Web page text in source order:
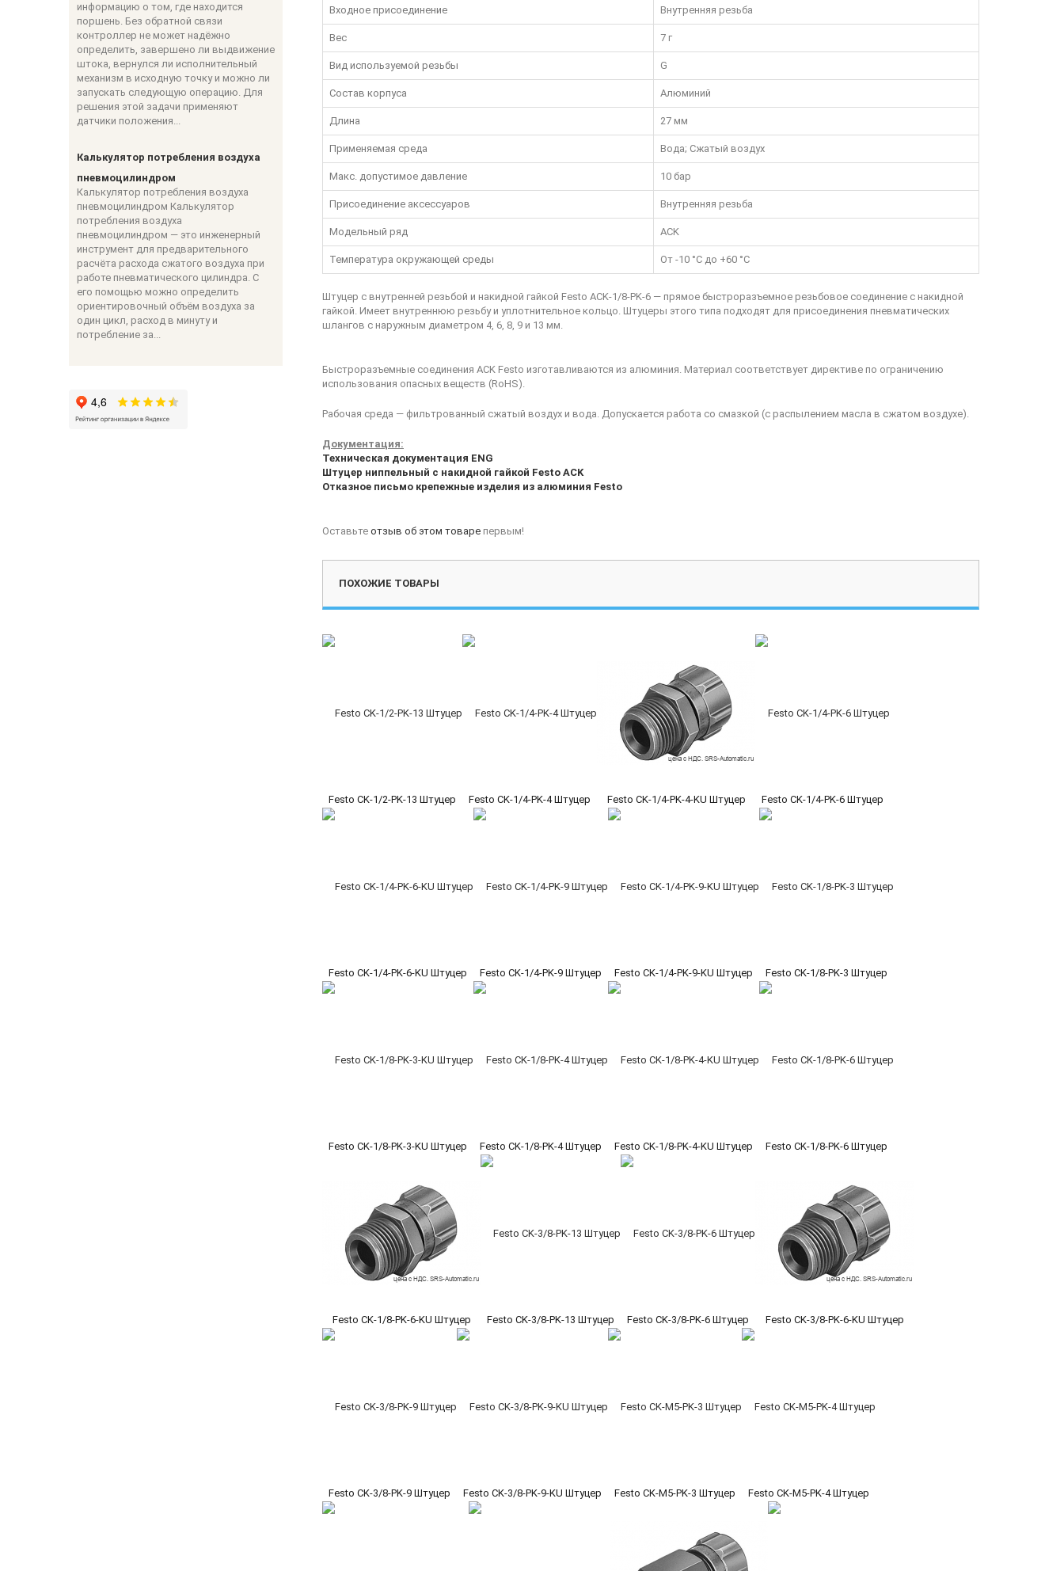
информацию о том, где находится
поршень. Без обратной связи
контроллер не может надёжно
определить, завершено ли выдвижение
штока, вернулся ли исполнительный
механизм в исходную точку и можно ли
запускать следующую операцию. Для
решения этой задачи применяют
датчики положения...
Калькулятор потребления воздуха
пневмоцилиндром
Калькулятор потребления воздуха
пневмоцилиндром Калькулятор
потребления воздуха
пневмоцилиндром — это инженерный
инструмент для предварительного
расчёта расхода сжатого воздуха при
работе пневматического цилиндра. С
его помощью можно определить
ориентировочный объём воздуха за
один цикл, расход в минуту и
потребление за...
Входное присоединение Внутренняя резьба
Вес 7 г
Вид используемой резьбы G
Состав корпуса Алюминий
Длина 27 мм
Применяемая среда Вода; Сжатый воздух
Макс. допустимое давление 10 бар
Присоединение аксессуаров Внутренняя резьба
Модельный ряд ACK
Температура окружающей среды От -10 °C до +60 °C
Штуцер с внутренней резьбой и накидной гайкой Festo ACK-1/8-PK-6 — прямое быстроразъемное резьбовое соединение с накидной
гайкой. Имеет внутреннюю резьбу и уплотнительное кольцо. Штуцеры этого типа подходят для присоединения пневматических
шлангов с наружным диаметром 4, 6, 8, 9 и 13 мм.
Быстроразъемные соединения ACK Festo изготавливаются из алюминия. Материал соответствует директиве по ограничению
использования опасных веществ (RoHS).
Рабочая среда — фильтрованный сжатый воздух и вода. Допускается работа со смазкой (с распылением масла в сжатом воздухе).
Документация:
Техническая документация ENG
Штуцер ниппельный с накидной гайкой Festo ACK
Отказное письмо крепежные изделия из алюминия Festo
Оставьте отзыв об этом товаре первым!
ПОХОЖИЕ ТОВАРЫ
Festo CK-1/2-PK-13 Штуцер Festo CK-1/4-PK-4 Штуцер Festo CK-1/4-PK-4-KU Штуцер Festo CK-1/4-PK-6 Штуцер
Festo CK-1/4-PK-6-KU Штуцер Festo CK-1/4-PK-9 Штуцер Festo CK-1/4-PK-9-KU Штуцер Festo CK-1/8-PK-3 Штуцер
Festo CK-1/8-PK-3-KU Штуцер Festo CK-1/8-PK-4 Штуцер Festo CK-1/8-PK-4-KU Штуцер Festo CK-1/8-PK-6 Штуцер
Festo CK-1/8-PK-6-KU Штуцер Festo CK-3/8-PK-13 Штуцер Festo CK-3/8-PK-6 Штуцер Festo CK-3/8-PK-6-KU Штуцер
Festo CK-3/8-PK-9 Штуцер Festo CK-3/8-PK-9-KU Штуцер Festo CK-M5-PK-3 Штуцер Festo CK-M5-PK-4 Штуцер